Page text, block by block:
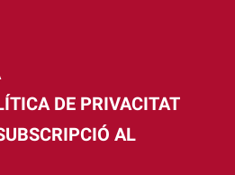
DE PRIVACITAT
AL